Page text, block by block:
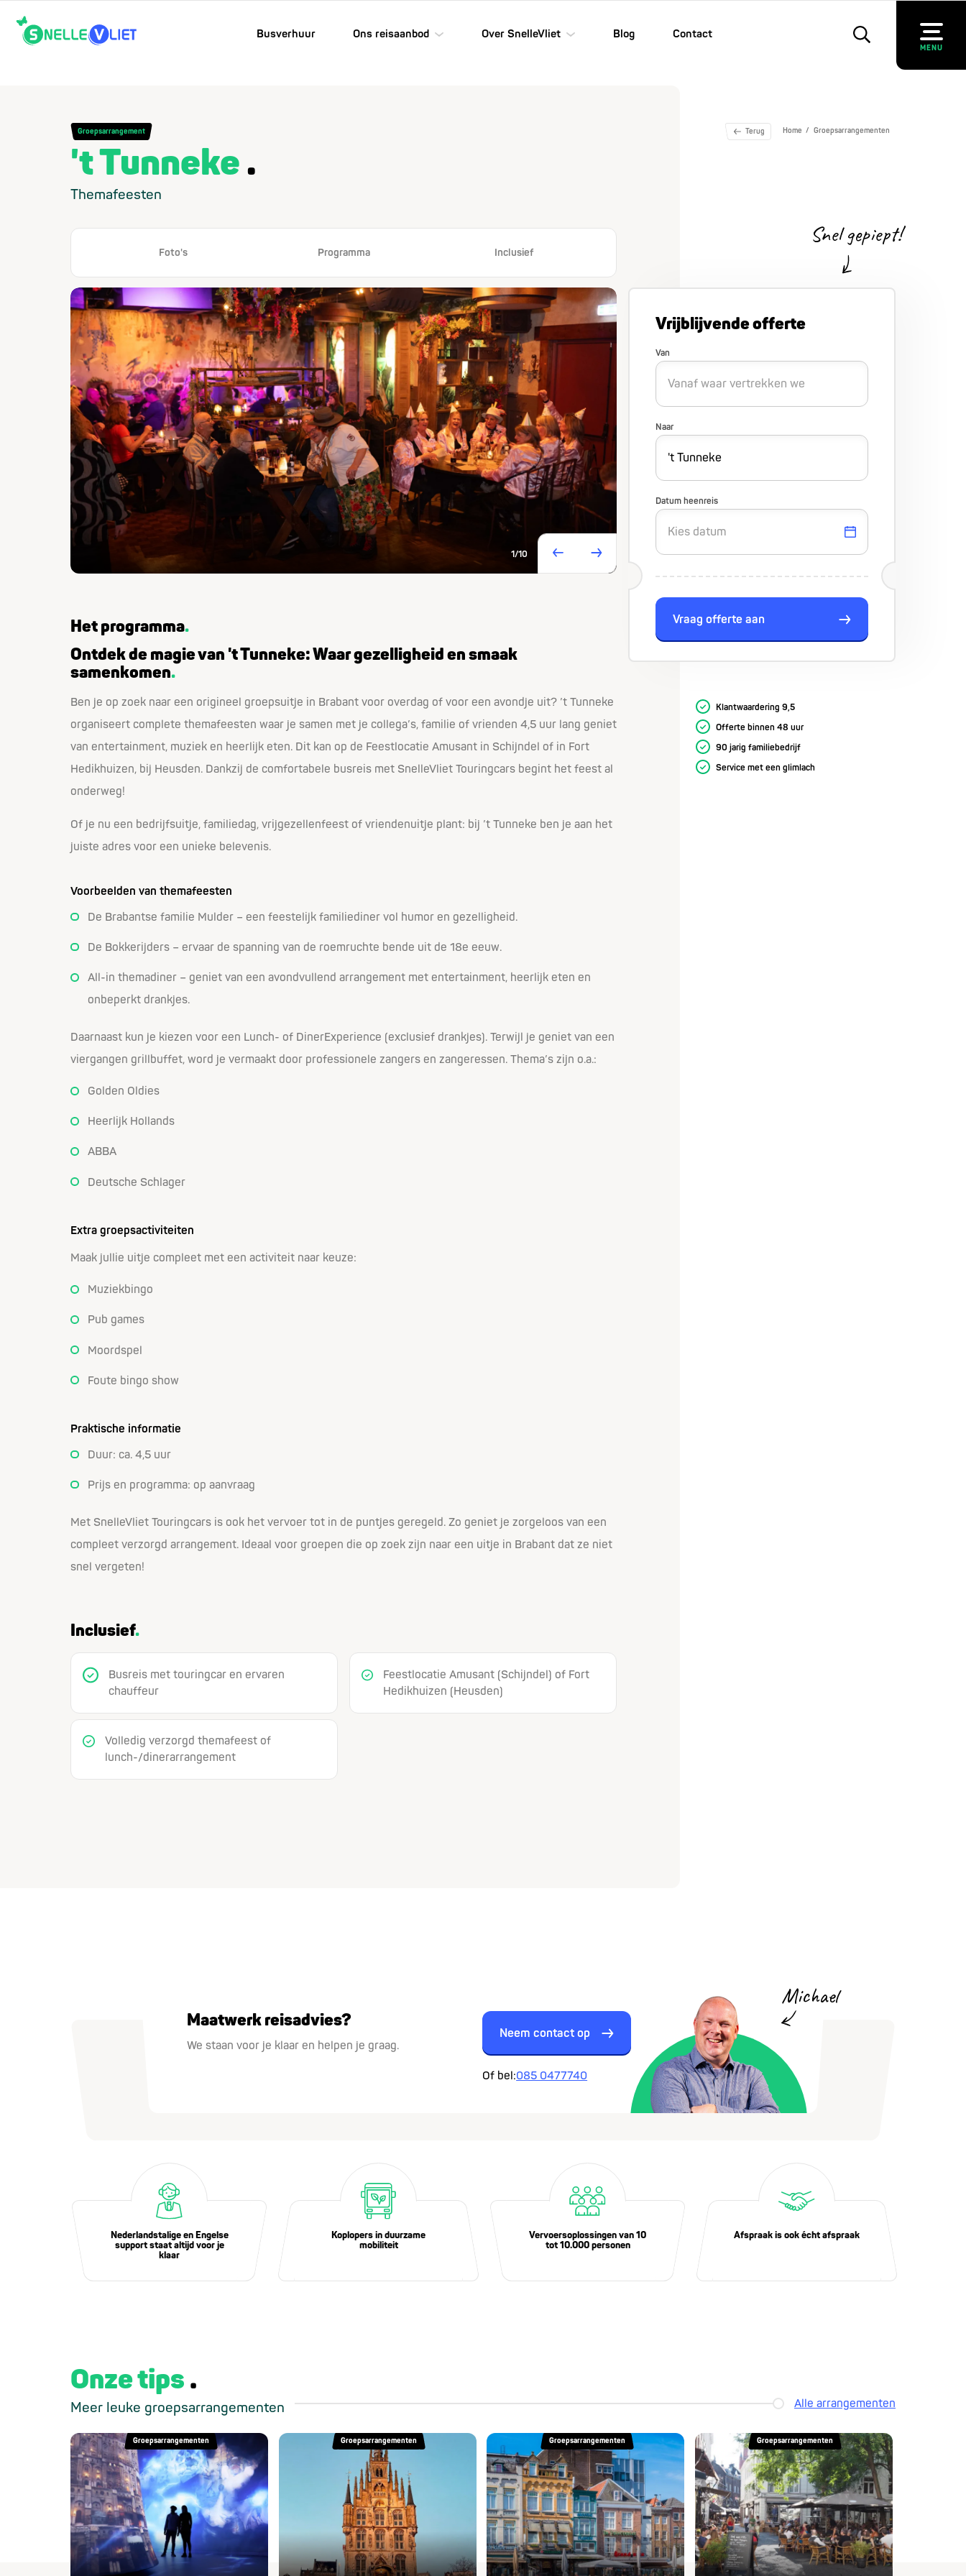
Busverhuur Ons reisaanbod Over SnelleVliet Blog Contact
MENU
Terug Home Groepsarrangementen
Groepsarrangement
't Tunneke
Themafeesten
Foto's Programma Inclusief
1/10
Het programma
Ontdek de magie van 't Tunneke: Waar gezelligheid en smaak
samenkomen
Ben je op zoek naar een origineel groepsuitje in Brabant voor overdag of voor een avondje uit? ’t Tunneke
organiseert complete themafeesten waar je samen met je collega’s, familie of vrienden 4,5 uur lang geniet
van entertainment, muziek en heerlijk eten. Dit kan op de Feestlocatie Amusant in Schijndel of in Fort
Hedikhuizen, bij Heusden. Dankzij de comfortabele busreis met SnelleVliet Touringcars begint het feest al
onderweg!
Of je nu een bedrijfsuitje, familiedag, vrijgezellenfeest of vriendenuitje plant: bij ’t Tunneke ben je aan het
juiste adres voor een unieke belevenis.
Voorbeelden van themafeesten
De Brabantse familie Mulder – een feestelijk familiediner vol humor en gezelligheid.
De Bokkerijders – ervaar de spanning van de roemruchte bende uit de 18e eeuw.
All-in themadiner – geniet van een avondvullend arrangement met entertainment, heerlijk eten en
onbeperkt drankjes.
Daarnaast kun je kiezen voor een Lunch- of DinerExperience (exclusief drankjes). Terwijl je geniet van een
viergangen grillbuffet, word je vermaakt door professionele zangers en zangeressen. Thema’s zijn o.a.:
Golden Oldies
Heerlijk Hollands
ABBA
Deutsche Schlager
Extra groepsactiviteiten
Maak jullie uitje compleet met een activiteit naar keuze:
Muziekbingo
Pub games
Moordspel
Foute bingo show
Praktische informatie
Duur: ca. 4,5 uur
Prijs en programma: op aanvraag
Met SnelleVliet Touringcars is ook het vervoer tot in de puntjes geregeld. Zo geniet je zorgeloos van een
compleet verzorgd arrangement. Ideaal voor groepen die op zoek zijn naar een uitje in Brabant dat ze niet
snel vergeten!
Inclusief
Busreis met touringcar en ervaren
chauffeur
Feestlocatie Amusant (Schijndel) of Fort
Hedikhuizen (Heusden)
Volledig verzorgd themafeest of
lunch-/dinerarrangement
Snel gepiept!
Vrijblijvende offerte
Van
Naar
Datum heenreis
Vraag offerte aan
Klantwaardering 9,5
Offerte binnen 48 uur
90 jarig familiebedrijf
Service met een glimlach
Maatwerk reisadvies?
We staan voor je klaar en helpen je graag.
Neem contact op
Of bel:085 0477740
Michael
Nederlandstalige en Engelse
support staat altijd voor je
klaar
Koplopers in duurzame
mobiliteit
Vervoersoplossingen van 10
tot 10.000 personen
Afspraak is ook écht afspraak
Onze tips
Meer leuke groepsarrangementen Alle arrangementen
Groepsarrangementen Groepsarrangementen Groepsarrangementen Groepsarrangementen